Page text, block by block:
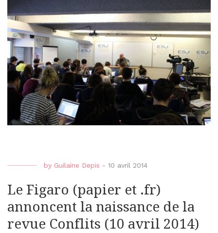
by Guilaine Depis - 10 avril 2014
Le Figaro (papier et .fr)
annoncent la naissance de la
revue Conflits (10 avril 2014)